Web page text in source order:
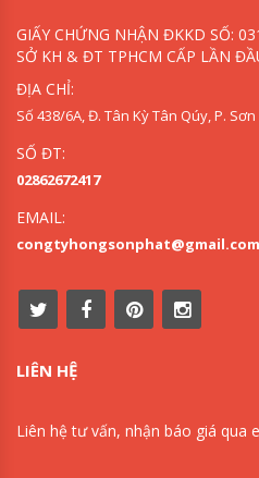
GIẤY CHỨNG NHẬN ĐKKD SỐ:
SỞ KH & ĐT TPHCM CẤP LẦN
ĐỊA CHỈ:
Số 438/6A, Đ. Tân Kỳ Tân Qúy, P.
SỐ ĐT:
02862672417
EMAIL:
congtyhongsonphat@gmail.com
LIÊN HỆ
Liên hệ tư vấn, nhận báo giá qua